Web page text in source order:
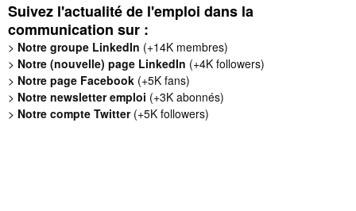
Suivez l'actualité de l'emploi dans la
communication sur :
> Notre groupe LinkedIn (+14K membres)
> Notre (nouvelle) page LinkedIn (+4K followers)
> Notre page Facebook (+5K fans)
> Notre newsletter emploi (+3K abonnés)
> Notre compte Twitter(+5K followers)